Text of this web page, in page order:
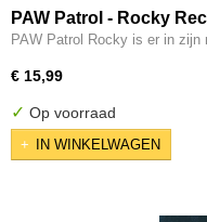
PAW Patrol - Rocky
PAW Patrol Rocky is er in zijn
€ 15,99
✓ Op voorraad
IN WINKELWAGEN